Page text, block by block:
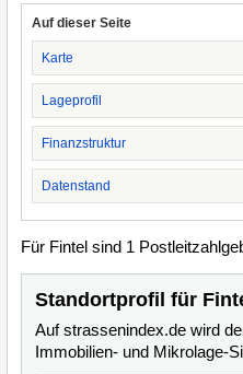
Auf dieser Seite
Karte
Lageprofil
Finanzstruktur
Datenstand
Für Fintel sind 1
Standortprofil für
Auf strassenindex.de wird
Immobilien- und Mikrolage-